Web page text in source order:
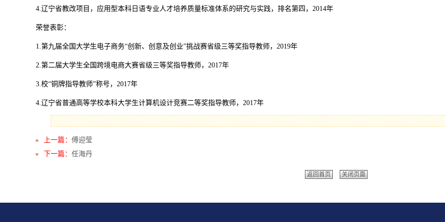
4.辽宁省教改项目，应用型本科日语专业人才培养质量标准体系的研究与实践，排名第四，2014年
荣誉表彰：
1.第九届全国大学生电子商务“创新、创意及创业”挑战赛省级三等奖指导教师，2019年
2.第二届大学生全国跨境电商大赛省级三等奖指导教师，2017年
3.校“铜牌指导教师”称号，2017年
4.辽宁省普通高等学校本科大学生计算机设计竞赛二等奖指导教师，2017年
上一篇： 傅迎莹
下一篇： 任海丹
返回首页 关闭页面